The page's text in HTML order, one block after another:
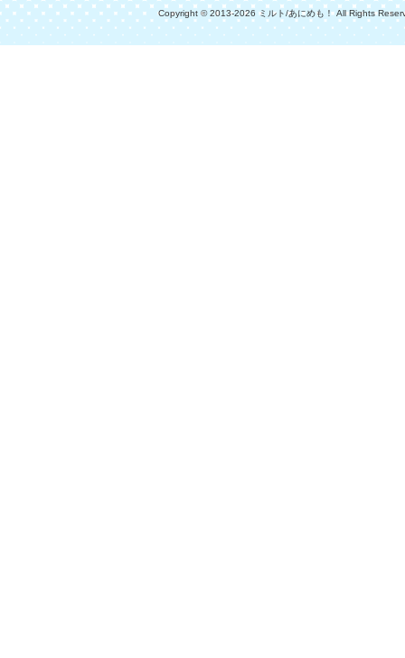
Copyright © 2013-2026 ミルト/あにめも！ All Rights